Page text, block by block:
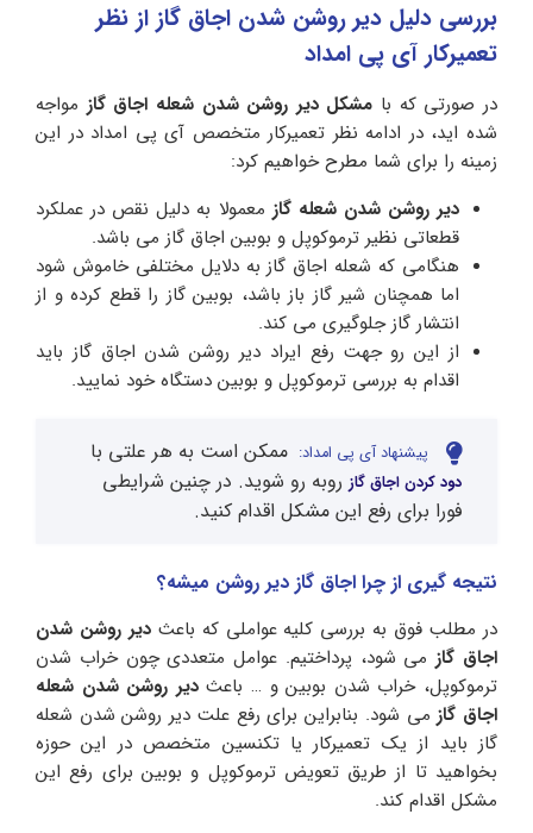
بررسی دلیل دیر روشن شدن اجاق گاز از نظر
تعمیرکار آی پی امداد
در صورتی که با مشکل دیر روشن شدن شعله اجاق گاز مواجه
شده اید، در ادامه نظر تعمیرکار متخصص آی پی امداد در این
زمینه را برای شما مطرح خواهیم کرد:
دیر روشن شدن شعله گاز معمولا به دلیل نقص در عملکرد
قطعاتی نظیر ترموکوپل و بوبین اجاق گاز می باشد.
هنگامی که شعله اجاق گاز به دلایل مختلفی خاموش شود
اما همچنان شیر گاز باز باشد، بوبین گاز را قطع کرده و از
انتشار گاز جلوگیری می کند.
از این رو جهت رفع ایراد دیر روشن شدن اجاق گاز باید
اقدام به بررسی ترموکوپل و بوبین دستگاه خود نمایید.
پیشنهاد آی پی امداد: ممکن است به هر علتی با
دود کردن اجاق گاز روبه رو شوید. در چنین شرایطی
فورا برای رفع این مشکل اقدام کنید.
نتیجه گیری از چرا اجاق گاز دیر روشن میشه؟
در مطلب فوق به بررسی کلیه عواملی که باعثدیر روشن شدن
اجاق گاز می شود، پرداختیم. عوامل متعددی چون خراب شدن
ترموکوپل، خراب شدن بوبین و … باعثدیر روشن شدن شعله
اجاق گازمی شود. بنابراین برای رفع علت دیر روشن شدن شعله
گاز باید از یک تعمیرکار یا تکنسین متخصص در این حوزه
بخواهید تا از طریق تعویض ترموکوپل و بوبین برای رفع این
مشکل اقدام کند.